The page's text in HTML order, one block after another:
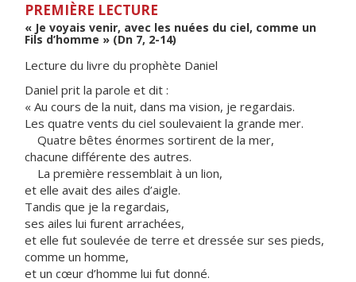
PREMIÈRE LECTURE
« Je voyais venir, avec les nuées du ciel, comme un
Fils d’homme » (Dn 7, 2-14)
Lecture du livre du prophète Daniel
Daniel prit la parole et dit :
« Au cours de la nuit, dans ma vision, je regardais.
Les quatre vents du ciel soulevaient la grande mer.
Quatre bêtes énormes sortirent de la mer,
chacune différente des autres.
La première ressemblait à un lion,
et elle avait des ailes d’aigle.
Tandis que je la regardais,
ses ailes lui furent arrachées,
et elle fut soulevée de terre et dressée sur ses pieds,
comme un homme,
et un cœur d’homme lui fut donné.